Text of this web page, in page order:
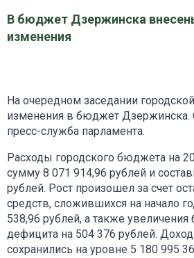
В бюджет Дзержинска
изменения
На очередном заседании
изменения в бюджет Дзержинска.
пресс-служба парламента.
Расходы городского бюджета на
сумму 8 071 914,96 рублей и
рублей. Рост произошел за счет
средств, сложившихся на начало
538,96 рублей, а также
дефицита на 504 376 рублей.
сохранились на уровне 5 180 995